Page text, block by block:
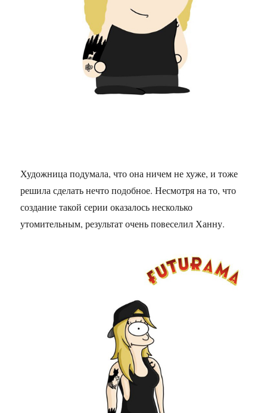
Художница подумала, что она ничем не хуже, и тоже
решила сделать нечто подобное. Несмотря на то, что
создание такой серии оказалось несколько
утомительным, результат очень повеселил Ханну.